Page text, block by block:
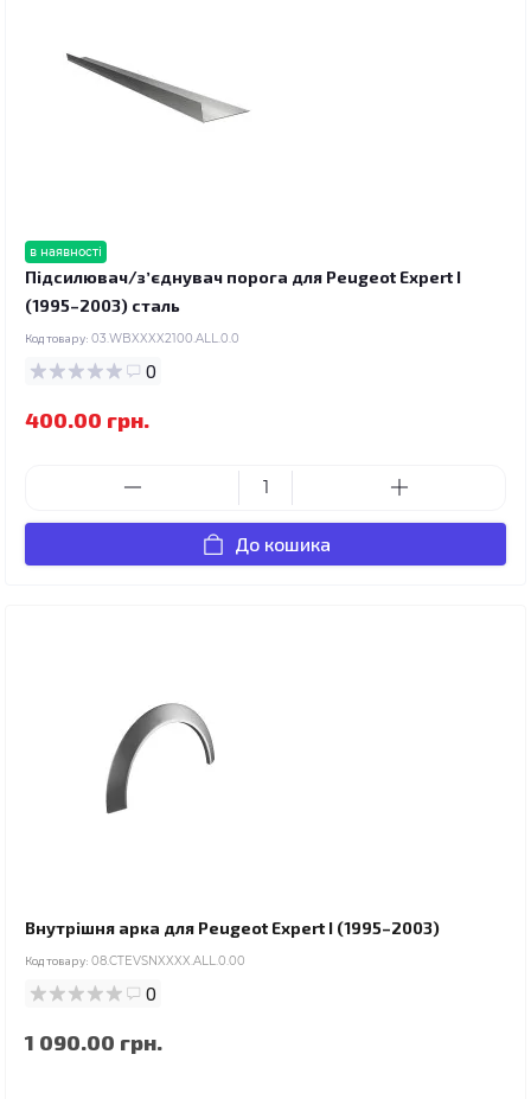
в наявності
Підсилювач/зʼєднувач порога для Peugeot Expert I
(1995–2003) сталь
Код товару: 03.WBXXXX2100.ALL.0.0
0
400.00 грн.
До кошика
Внутрішня арка для Peugeot Expert I (1995–2003)
Код товару: 08.CTEVSNXXXX.ALL.0.00
0
1 090.00 грн.